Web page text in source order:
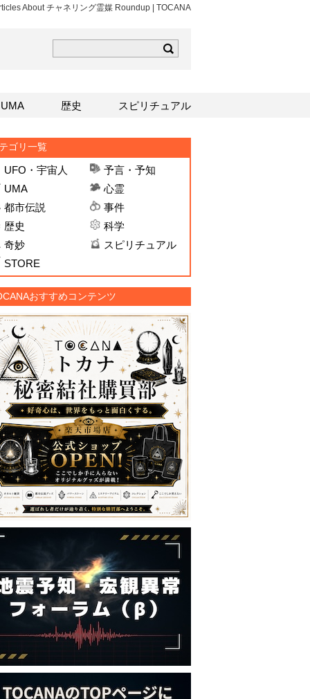
About チャネリング霊媒 Roundup | TOCANA
ゴリ一覧
UFO・宇宙人
予言・予知
UMA
心霊
都市伝説
事件
歴史
科学
奇妙
スピリチュアル
STORE
おすすめコンテンツ
UMA 歴史 スピリチュアル